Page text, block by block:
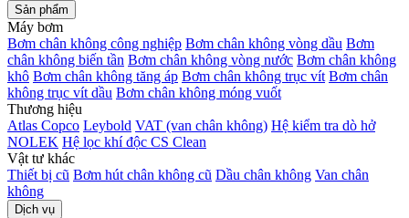
Sản phẩm
Máy bơm
Bơm chân không công nghiệp Bơm chân không vòng dầu Bơm
chân không biến tần Bơm chân không vòng nước Bơm chân không
khô Bơm chân không tăng áp Bơm chân không trục vít Bơm chân
không trục vít dầu Bơm chân không móng vuốt
Thương hiệu
Atlas Copco Leybold VAT (van chân không) Hệ kiểm tra dò hở
NOLEK Hệ lọc khí độc CS Clean
Vật tư khác
Thiết bị cũ Bơm hút chân không cũ Dầu chân không Van chân
không
Dịch vụ